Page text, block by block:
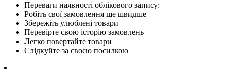
Переваги наявності облікового запису:
Робіть свої замовлення ще швидше
Збережіть улюблені товари
Перевірте свою історію замовлень
Легко повертайте товари
Слідкуйте за своєю посилкою